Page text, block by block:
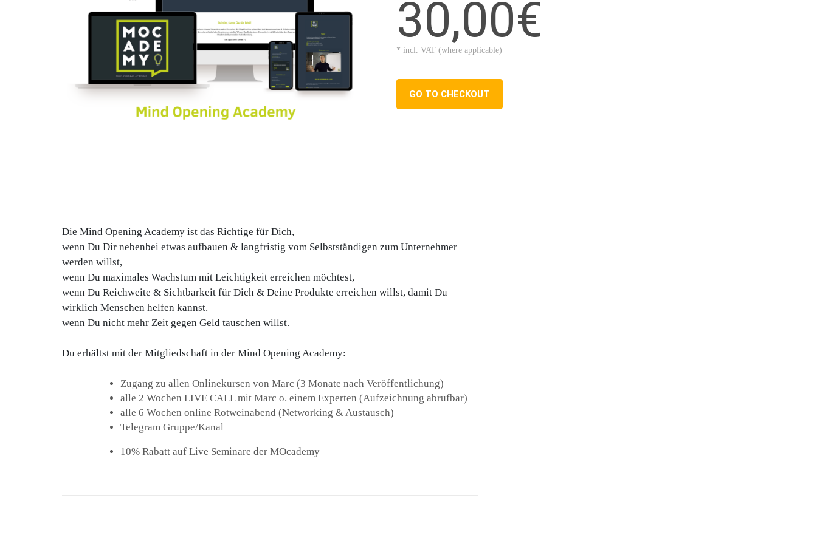
30,00€
* incl. VAT (where applicable)
GO TO CHECKOUT
Die Mind Opening Academy ist das Richtige für Dich,
wenn Du Dir nebenbei etwas aufbauen & langfristig vom Selbstständigen zum Unternehmer
werden willst,
wenn Du maximales Wachstum mit Leichtigkeit erreichen möchtest,
wenn Du Reichweite & Sichtbarkeit für Dich & Deine Produkte erreichen willst, damit Du
wirklich Menschen helfen kannst.
wenn Du nicht mehr Zeit gegen Geld tauschen willst.
Du erhältst mit der Mitgliedschaft in der Mind Opening Academy:
Zugang zu allen Onlinekursen von Marc (3 Monate nach Veröffentlichung)
alle 2 Wochen LIVE CALL mit Marc o. einem Experten (Aufzeichnung abrufbar)
alle 6 Wochen online Rotweinabend (Networking & Austausch)
Telegram Gruppe/Kanal
10% Rabatt auf Live Seminare der MOcademy